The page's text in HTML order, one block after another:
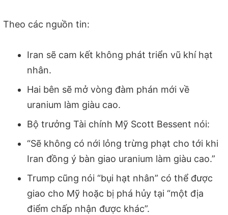
Theo các nguồn tin:
Iran sẽ cam kết không phát triển vũ khí hạt
nhân.
Hai bên sẽ mở vòng đàm phán mới về
uranium làm giàu cao.
Bộ trưởng Tài chính Mỹ Scott Bessent nói:
“Sẽ không có nới lỏng trừng phạt cho tới khi
Iran đồng ý bàn giao uranium làm giàu cao.”
Trump cũng nói “bụi hạt nhân” có thể được
giao cho Mỹ hoặc bị phá hủy tại “một địa
điểm chấp nhận được khác”.